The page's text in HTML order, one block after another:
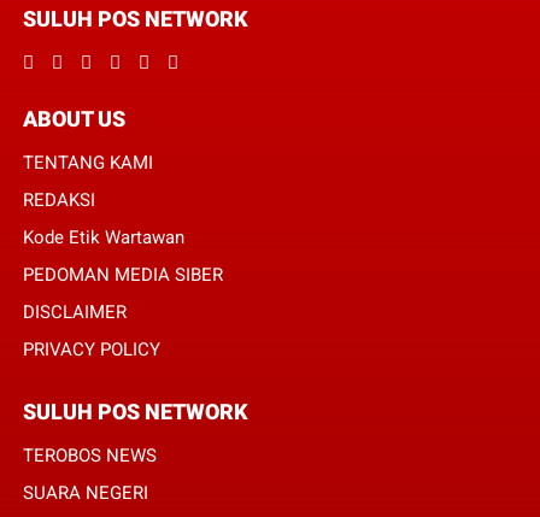
SULUH POS NETWORK
ABOUT US
TENTANG KAMI
REDAKSI
Kode Etik Wartawan
PEDOMAN MEDIA SIBER
DISCLAIMER
PRIVACY POLICY
SULUH POS NETWORK
TEROBOS NEWS
SUARA NEGERI